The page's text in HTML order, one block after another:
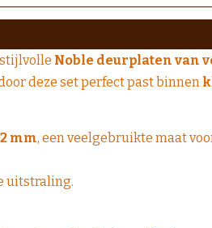
Noble deurplaten van
deze set perfect past binnen
mm, een veelgebruikte maat
uitstraling.